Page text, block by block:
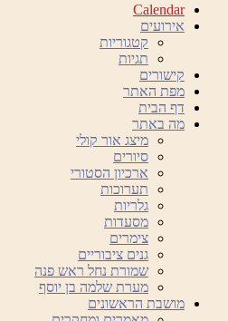
Calendar
אירועים
קטגוריות
תגיות
קישורים
מפת האתר
דף הבית
מה באתר
מיצג אור קולי
סיורים
ארכיון הסטורי
תערוכות
גלריות
מסעדות
צימרים
גנים ציבוריים
שמורת נחל ראש פנה
מערת שלמה בן יוסף
מושבת הראשונים